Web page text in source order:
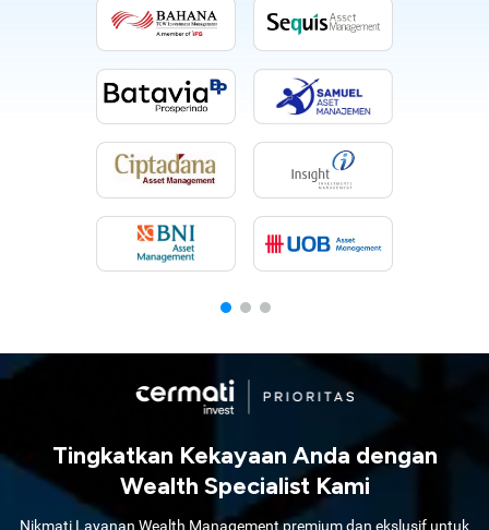
Tingkatkan Kekayaan Anda dengan
Wealth Specialist Kami
Nikmati Layanan Wealth Management premium dan ekslusif untuk